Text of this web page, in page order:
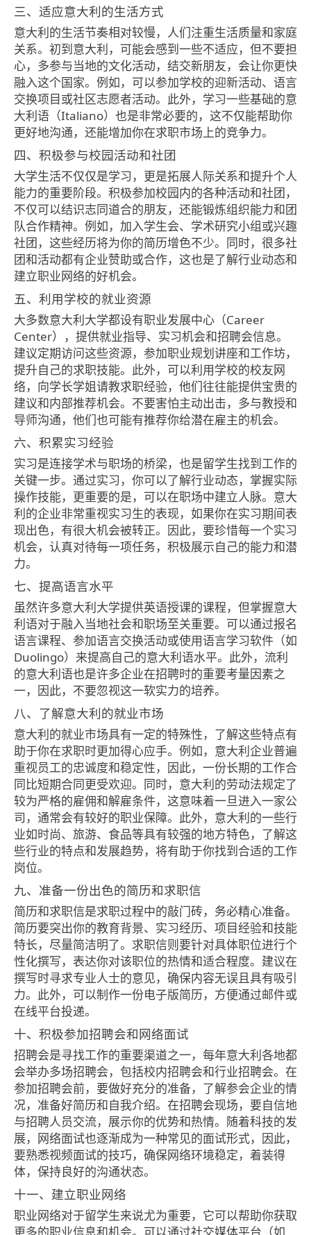
三、适应意大利的生活方式
意大利的生活节奏相对较慢，人们注重生活质量和家庭
关系。初到意大利，可能会感到一些不适应，但不要担
心，多参与当地的文化活动，结交新朋友，会让你更快
融入这个国家。例如，可以参加学校的迎新活动、语言
交换项目或社区志愿者活动。此外，学习一些基础的意
大利语（Italiano）也是非常必要的，这不仅能帮助你
更好地沟通，还能增加你在求职市场上的竞争力。
四、积极参与校园活动和社团
大学生活不仅仅是学习，更是拓展人际关系和提升个人
能力的重要阶段。积极参加校园内的各种活动和社团，
不仅可以结识志同道合的朋友，还能锻炼组织能力和团
队合作精神。例如，加入学生会、学术研究小组或兴趣
社团，这些经历将为你的简历增色不少。同时，很多社
团和活动都有企业赞助或合作，这也是了解行业动态和
建立职业网络的好机会。
五、利用学校的就业资源
大多数意大利大学都设有职业发展中心（Career
Center），提供就业指导、实习机会和招聘会信息。
建议定期访问这些资源，参加职业规划讲座和工作坊，
提升自己的求职技能。此外，可以利用学校的校友网
络，向学长学姐请教求职经验，他们往往能提供宝贵的
建议和内部推荐机会。不要害怕主动出击，多与教授和
导师沟通，他们也可能有推荐你给潜在雇主的机会。
六、积累实习经验
实习是连接学术与职场的桥梁，也是留学生找到工作的
关键一步。通过实习，你可以了解行业动态，掌握实际
操作技能，更重要的是，可以在职场中建立人脉。意大
利的企业非常重视实习生的表现，如果你在实习期间表
现出色，有很大机会被转正。因此，要珍惜每一个实习
机会，认真对待每一项任务，积极展示自己的能力和潜
力。
七、提高语言水平
虽然许多意大利大学提供英语授课的课程，但掌握意大
利语对于融入当地社会和职场至关重要。可以通过报名
语言课程、参加语言交换活动或使用语言学习软件（如
Duolingo）来提高自己的意大利语水平。此外，流利
的意大利语也是许多企业在招聘时的重要考量因素之
一，因此，不要忽视这一软实力的培养。
八、了解意大利的就业市场
意大利的就业市场具有一定的特殊性，了解这些特点有
助于你在求职时更加得心应手。例如，意大利企业普遍
重视员工的忠诚度和稳定性，因此，一份长期的工作合
同比短期合同更受欢迎。同时，意大利的劳动法规定了
较为严格的雇佣和解雇条件，这意味着一旦进入一家公
司，通常会有较好的职业保障。此外，意大利的一些行
业如时尚、旅游、食品等具有较强的地方特色，了解这
些行业的特点和发展趋势，将有助于你找到合适的工作
岗位。
九、准备一份出色的简历和求职信
简历和求职信是求职过程中的敲门砖，务必精心准备。
简历要突出你的教育背景、实习经历、项目经验和技能
特长，尽量简洁明了。求职信则要针对具体职位进行个
性化撰写，表达你对该职位的热情和适合程度。建议在
撰写时寻求专业人士的意见，确保内容无误且具有吸引
力。此外，可以制作一份电子版简历，方便通过邮件或
在线平台投递。
十、积极参加招聘会和网络面试
招聘会是寻找工作的重要渠道之一，每年意大利各地都
会举办多场招聘会，包括校内招聘会和行业招聘会。在
参加招聘会前，要做好充分的准备，了解参会企业的情
况，准备好简历和自我介绍。在招聘会现场，要自信地
与招聘人员交流，展示你的优势和热情。随着科技的发
展，网络面试也逐渐成为一种常见的面试形式，因此，
要熟悉视频面试的技巧，确保网络环境稳定，着装得
体，保持良好的沟通状态。
十一、建立职业网络
职业网络对于留学生来说尤为重要，它可以帮助你获取
更多的职业信息和机会。可以通过社交媒体平台（如